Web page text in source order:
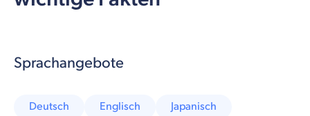
Sprachangebote
Deutsch Englisch Japanisch